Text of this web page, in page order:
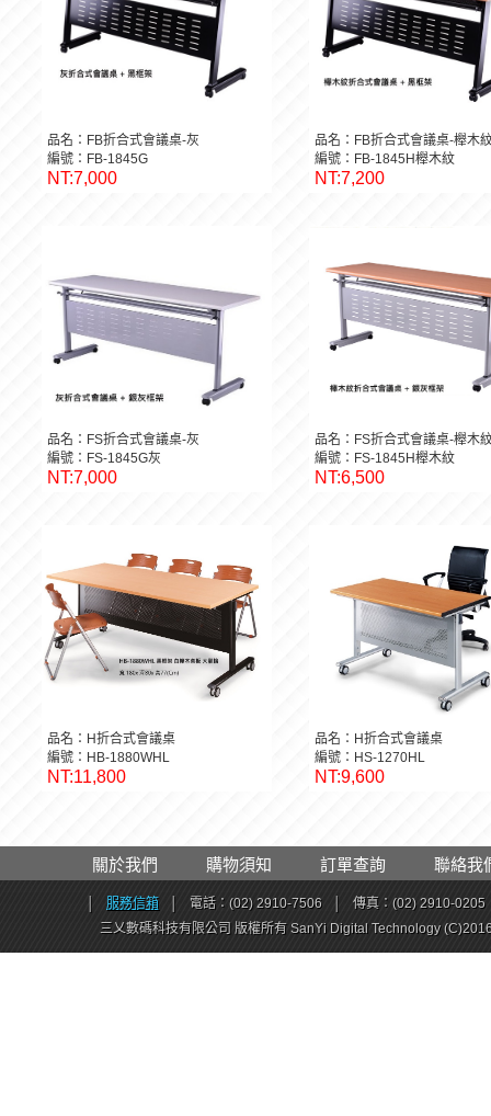
品名：FB折合式會議桌-灰
編號：FB-1845G
NT:7,000
品名：FB折合式會議桌-櫸木
編號：FB-1845H櫸木紋
NT:7,200
品名：FS折合式會議桌-灰
編號：FS-1845G灰
NT:7,000
品名：FS折合式會議桌-櫸木
編號：FS-1845H櫸木紋
NT:6,500
品名：H折合式會議桌
編號：HB-1880WHL
NT:11,800
品名：H折合式會議桌
編號：HS-1270HL
NT:9,600
關於我們 購物須知 訂單查詢 聯絡我
服務信箱 電話：(02) 2910-7506
傳真：(02) 2910-0205
三乂數碼科技有限公司 版權所有 SanYi Digital Technology